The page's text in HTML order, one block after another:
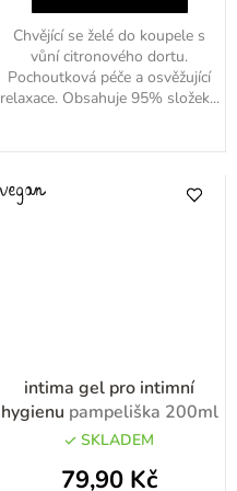
Chvějící se želé do koupele s
vůní citronového dortu.
Pochoutková péče a osvěžující
relaxace. Obsahuje 95% složek...
intima gel pro intimní
hygienu pampeliška 200ml
SKLADEM
79,90 Kč